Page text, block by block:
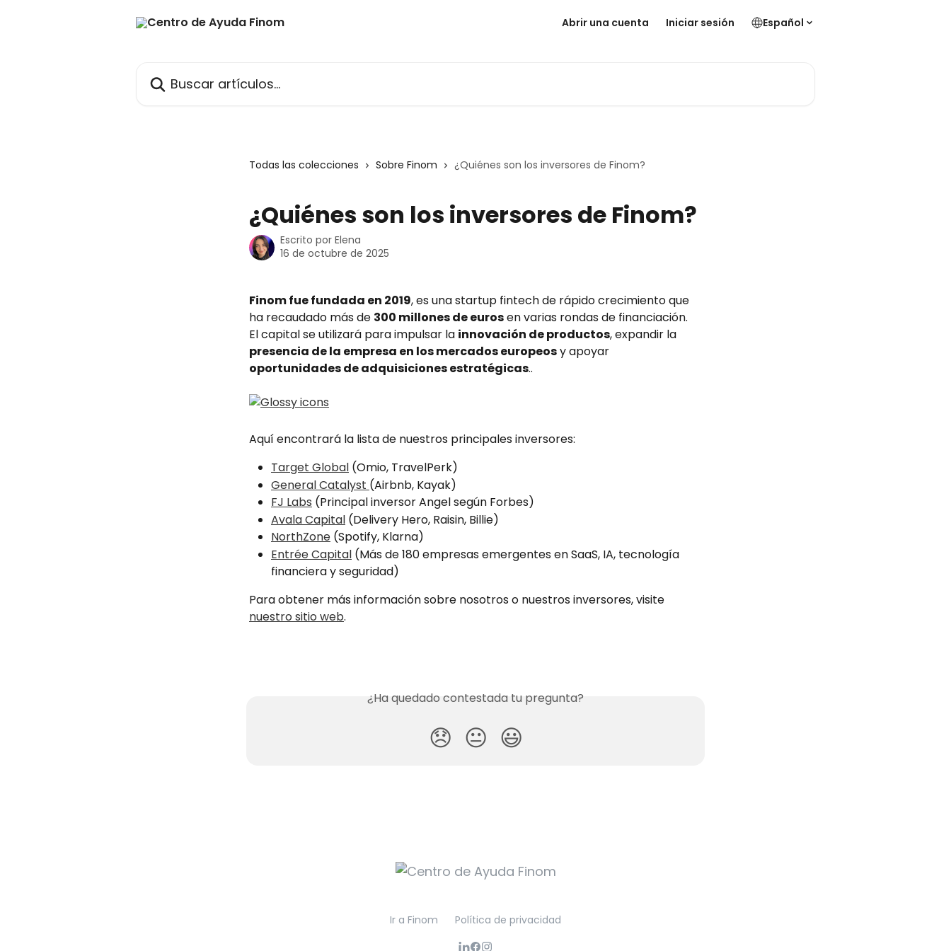
Abrir una cuenta Iniciar sesión Español
Todas las colecciones Sobre Finom ¿Quiénes son los inversores de Finom?
¿Quiénes son los inversores de Finom?
Escrito por Elena
16 de octubre de 2025
Finom fue fundada en 2019, es una startup fintech de rápido crecimiento que
ha recaudado más de 300 millones de euros en varias rondas de financiación.
El capital se utilizará para impulsar la innovación de productos, expandir la
presencia de la empresa en los mercados europeos y apoyar
oportunidades de adquisiciones estratégicas..
Aquí encontrará la lista de nuestros principales inversores:
Target Global (Omio, TravelPerk)
General Catalyst (Airbnb, Kayak)
FJ Labs (Principal inversor Angel según Forbes)
Avala Capital (Delivery Hero, Raisin, Billie)
NorthZone (Spotify, Klarna)
Entrée Capital (Más de 180 empresas emergentes en SaaS, IA, tecnología
financiera y seguridad)
Para obtener más información sobre nosotros o nuestros inversores, visite
nuestro sitio web.
¿Ha quedado contestada tu pregunta?
😞 😐 😃
Ir a Finom Política de privacidad